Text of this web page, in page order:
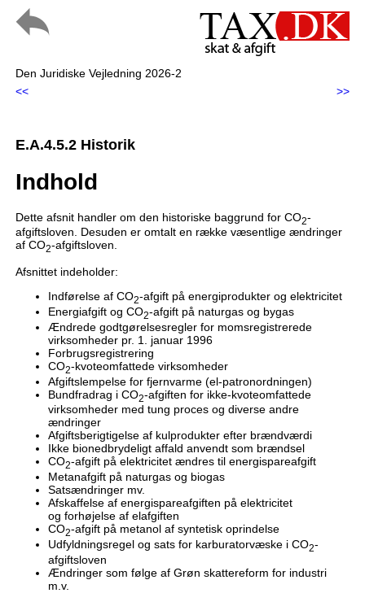
Den Juridiske Vejledning 2026-2
<<
>>
E.A.4.5.2 Historik
Indhold
Dette afsnit handler om den historiske baggrund for CO2-
afgiftsloven. Desuden er omtalt en række væsentlige ændringer
af CO2-afgiftsloven.
Afsnittet indeholder:
Indførelse af CO2-afgift på energiprodukter og elektricitet
Energiafgift og CO2-afgift på naturgas og bygas
Ændrede godtgørelsesregler for momsregistrerede
virksomheder pr. 1. januar 1996
Forbrugsregistrering
CO2-kvoteomfattede virksomheder
Afgiftslempelse for fjernvarme (el-patronordningen)
Bundfradrag i CO2-afgiften for ikke-kvoteomfattede
virksomheder med tung proces og diverse andre
ændringer
Afgiftsberigtigelse af kulprodukter efter brændværdi
Ikke bionedbrydeligt affald anvendt som brændsel
CO2-afgift på elektricitet ændres til energispareafgift
Metanafgift på naturgas og biogas
Satsændringer mv.
Afskaffelse af energispareafgiften på elektricitet
og forhøjelse af elafgiften
CO2-afgift på metanol af syntetisk oprindelse
Udfyldningsregel og sats for karburatorvæske i CO2-
afgiftsloven
Ændringer som følge af Grøn skattereform for industri
m.v.